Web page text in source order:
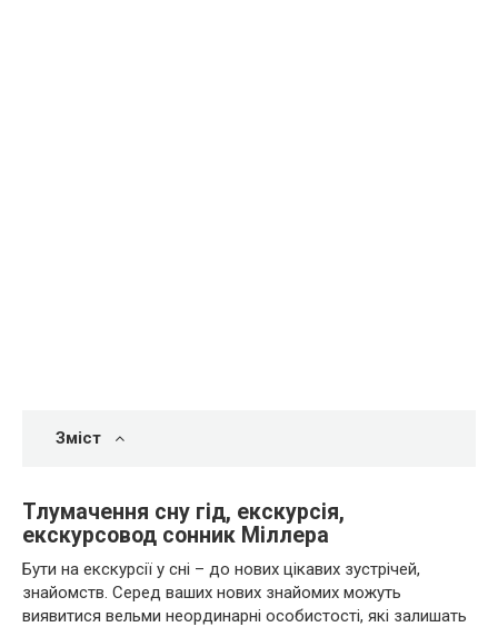
Зміст
Тлумачення сну гід, екскурсія,
екскурсовод сонник Міллера
Бути на екскурсії у сні – до нових цікавих зустрічей,
знайомств. Серед ваших нових знайомих можуть
виявитися вельми неординарні особистості, які залишать